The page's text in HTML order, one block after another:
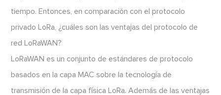
tiempo. Entonces, en comparación con el protocolo
privado LoRa, ¿cuáles son las ventajas del protocolo de
red LoRaWAN?
LoRaWAN es un conjunto de estándares de protocolo
basados en la capa MAC sobre la tecnología de
transmisión de la capa física LoRa. Además de las ventajas